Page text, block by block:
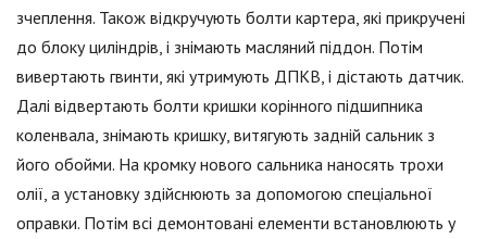
зчеплення. Також відкручують болти картера, які прикручені
до блоку циліндрів, і знімають масляний піддон. Потім
вивертають гвинти, які утримують ДПКВ, і дістають датчик.
Далі відвертають болти кришки корінного підшипника
коленвала, знімають кришку, витягують задній сальник з
його обойми. На кромку нового сальника наносять трохи
олії, а установку здійснюють за допомогою спеціальної
оправки. Потім всі демонтовані елементи встановлюють у